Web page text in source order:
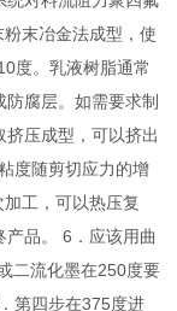
末冶金法成型，使
度。乳液树脂通常
腐层。如需要求制
压成型，可以挤出
度随剪切应力的增
工，可以热压复
品。 6．应该用曲
二流化墨在250度要
第四步在375度进